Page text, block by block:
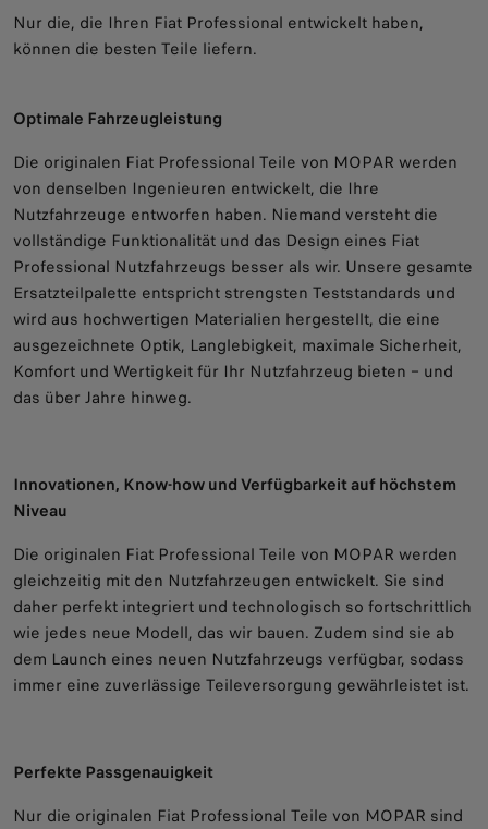
Nur die, die Ihren Fiat Professional entwickelt haben,
können die besten Teile liefern.
Optimale Fahrzeugleistung
Die originalen Fiat Professional Teile von MOPAR werden
von denselben Ingenieuren entwickelt, die Ihre
Nutzfahrzeuge entworfen haben. Niemand versteht die
vollständige Funktionalität und das Design eines Fiat
Professional Nutzfahrzeugs besser als wir. Unsere gesamte
Ersatzteilpalette entspricht strengsten Teststandards und
wird aus hochwertigen Materialien hergestellt, die eine
ausgezeichnete Optik, Langlebigkeit, maximale Sicherheit,
Komfort und Wertigkeit für Ihr Nutzfahrzeug bieten – und
das über Jahre hinweg.
Innovationen, Know-how und Verfügbarkeit auf höchstem
Niveau
Die originalen Fiat Professional Teile von MOPAR werden
gleichzeitig mit den Nutzfahrzeugen entwickelt. Sie sind
daher perfekt integriert und technologisch so fortschrittlich
wie jedes neue Modell, das wir bauen. Zudem sind sie ab
dem Launch eines neuen Nutzfahrzeugs verfügbar, sodass
immer eine zuverlässige Teileversorgung gewährleistet ist.
Perfekte Passgenauigkeit
Nur die originalen Fiat Professional Teile von MOPAR sind